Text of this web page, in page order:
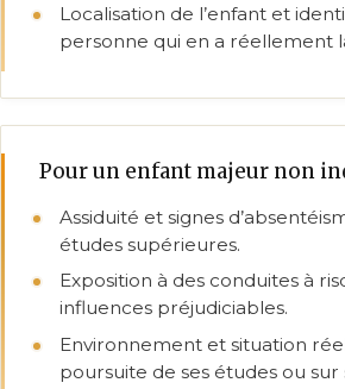
Localisation de l’enfant et
personne qui en a réellement
Pour un enfant majeur non
Assiduité et signes
études supérieures.
Exposition à des conduites à
influences préjudiciables.
Environnement et situation
poursuite de ses études ou sur